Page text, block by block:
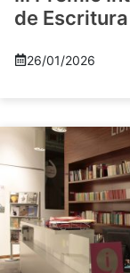
de
26/01/2026